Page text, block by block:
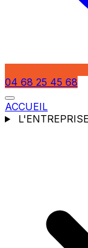
04 68 25 45 68
ACCUEIL
L'ENTREPRISE